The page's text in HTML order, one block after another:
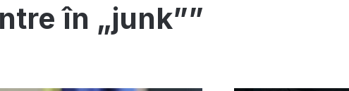
în „junk””